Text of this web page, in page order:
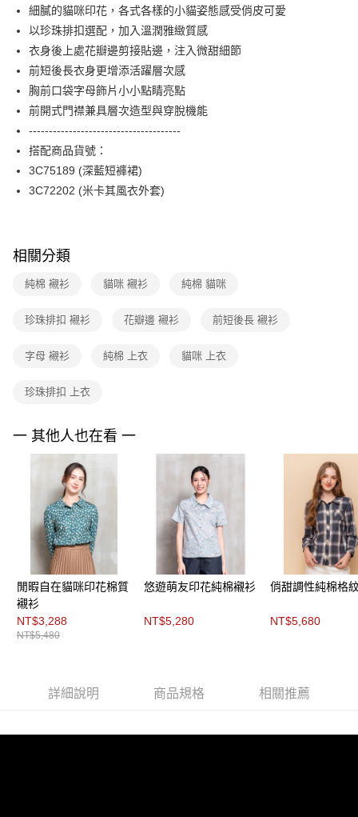
國泰世華商業銀行
兆豐國際商業銀行
臺灣中小企業銀行
台中商業銀行
匯豐（台灣）商業銀行
華泰商業銀行
聯邦商業銀行
遠東國際商業銀行
元大商業銀行
玉山商業銀行
台新國際商業銀行
中國信託商業銀行
街口支付
AFTEE先享後付
相關說明
【關於「AFTEE先享後付」】
AFTEE先享後付是「在收到商品之後才付款」的支付方式。 讓您購物簡單
便利好安心！
１．簡單：不需註冊會員、不需綁卡、不需儲值。
２．便利：只要手機號碼，簡訊認證，即可結帳。
【「AFTEE先享後付」結帳流程】
３．收到繳費通知簡訊後14天內，點擊此簡訊中的連結，可透過四大超商／
ATM／網路銀行／等多元方式進行付款，方視為交易完成。
※ 請注意：結帳手續完成當下不需立刻繳費，但若您需要取消訂單，請聯絡
購買商品的店家。未經商家同意取消之訂單仍視為有效，需透過AFTEE先享
※ 交易是否成功請以「AFTEE先享後付 」之結帳頁面顯示為準，若有關於
客戶支援中心」
https://netprotections.freshdesk.com/support/home
１．透過由恩沛科技股份有限公司提供之「AFTEE先享後付」服務完成之交
２．關於個人資料處理事宜，請瀏覽以下網址：
３．未成年的使用者請事先徵得法定代理人或監護人之同意方可使用
「AFTEE先享後付」，若未經同意申辦者引起之損失，本公司不負相關責
４．使用「AFTEE先享後付」時，將依據個別帳號之用戶狀況，依本公司即
時審查核予不同之上限額度；若仍有額度不足之情形，本公司將視審查結果
請求用戶進行身份認證。
５．嚴禁一人註冊多個帳號或使用他人資訊註冊。若發現惡意使用之情形，
恩沛科技股份有限公司將有權停止該用戶之使用額度並採取法律行動。
付款後全家FamilyMart取貨
每筆NT$90，滿NT$3,600(含以上)免運費
每筆NT$90，滿NT$3,600(含以上)免運費
離島宅配 (蘭嶼恕不配送)
免運費
細膩的貓咪印花，各式各樣的小貓姿態感受俏皮可愛
以珍珠排扣選配，加入溫潤雅緻質感
衣身後上處花瓣邊剪接貼邊，注入微甜細節
前短後長衣身更增添活躍層次感
胸前口袋字母飾片小小點睛亮點
前開式門襟兼具層次造型與穿脫機能
--------------------------------------
搭配商品貨號：
3C75189 (深藍短褲裙)
3C72202 (米卡其風衣外套)
相關分類
純棉 襯衫 貓咪 襯衫 純棉 貓咪
珍珠排扣 襯衫 花瓣邊 襯衫 前短後長 襯衫
字母 襯衫 純棉 上衣 貓咪 上衣
珍珠排扣 上衣
一 其他人也在看 一
閒暇自在貓咪印花棉質
襯衫
NT$3,288
NT$5,480
悠遊萌友印花純棉襯衫
NT$5,280
俏甜調性純棉格
NT$5,680
詳細說明 商品規格 相關推薦